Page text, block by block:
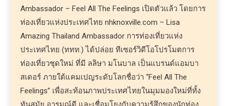
Ambassador – Feel All The Feelings เปิดตัวแล้ว โดยการ
ท่องเที่ยวแห่งประเทศไทย nhknoxville.com – Lisa
Amazing Thailand Ambassador การท่องเที่ยวแห่ง
ประเทศไทย (ททท.) ได้ปล่อย ทีเซอร์วิดีโอโปรโมตการ
ท่องเที่ยวชุดใหม่ ที่มี ลลิษา มโนบาล เป็นแบรนด์แอมบา
สเดอร์ ภายใต้แคมเปญระดับโลกชื่อว่า “Feel All The
Feelings” เพื่อสะท้อนภาพประเทศไทยในมุมมองใหม่ที่ทั้ง